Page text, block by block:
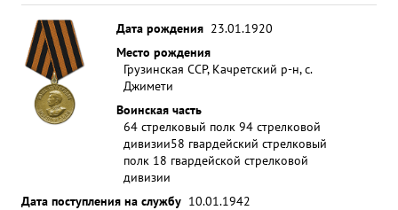
Дата рождения 23.01.1920
Место рождения
Грузинская ССР, Качретский р-н, с.
Джимети
Воинская часть
64 стрелковый полк 94 стрелковой
дивизии58 гвардейский стрелковый
полк 18 гвардейской стрелковой
дивизии
Дата поступления на службу 10.01.1942